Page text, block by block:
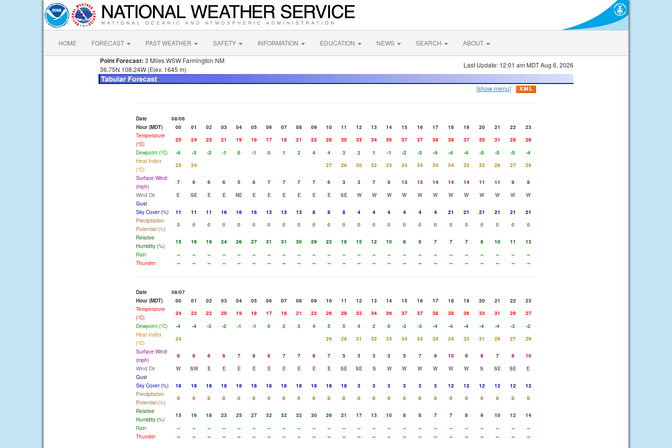
HOME FORECAST PAST WEATHER SAFETY INFORMATION EDUCATION NEWS SEARCH ABOUT
Point Forecast: 3 Miles WSW Farmington NM
36.75N 108.24W (Elev. 1645 m)
Last Update: 12:01 am MDT Aug 6, 2026
[show menu]
Date
08/06
Hour (MDT)
00 01 02 03 04 05 06 07 08 09 10 11 12 13 14 15 16 17 18 19 20 21 22
23
Temperature
(°C)
25 24 23 21 19 19 17 18 21 23 28 30 33 34 36 37 37 38 38 37 35 31 28
26
Dewpoint (°C)
-4 -3 -2 -1 0 -1 0 1 2 4 4 3 2 1 -1 -2 -3 -4 -4 -4 -5 -5 -5
-4
Heat Index
(°C)
25 24 27 28 30 32 33 34 34 34 34 33 32 28 27
26
Surface Wind
(mph)
7 6 6 6 5 6 7 7 7 7 6 3 3 7 9 13 13 14 14 14 11 11 9
8
Wind Dir
E SE E E NE E E E E E E SE W W W W W W W W W W W
W
Gust
Sky Cover (%)
11 11 11 16 16 16 13 13 13 8 8 8 4 4 4 4 4 4 21 21 21 21 21
21
Precipitation
Potential (%)
0 0 0 0 0 0 0 0 0 0 0 0 0 0 0 0 0 0 0 0 0 0 0
0
Relative
Humidity (%)
15 16 19 24 26 27 31 31 30 29 22 18 15 12 10 8 8 7 7 7 8 10 11
13
Rain
-- -- -- -- -- -- -- -- -- -- -- -- -- -- -- -- -- -- -- -- -- -- --
--
Thunder
-- -- -- -- -- -- -- -- -- -- -- -- -- -- -- -- -- -- -- -- -- -- -- --
Date
08/07
Hour (MDT)
00 01 02 03 04 05 06 07 08 09 10 11 12 13 14 15 16 17 18 19 20 21 22
23
Temperature
(°C)
24 23 22 20 19 18 17 18 21 23 26 29 32 34 36 37 37 38 38 36 33 31 29
27
Dewpoint (°C)
-4 -4 -3 -2 -1 -1 0 2 3 4 5 5 4 2 0 -2 -3 -4 -4 -4 -4 -4 -3
-2
Heat Index
(°C)
24 26 28 31 32 33 34 34 34 34 33 31 28 27
26
Surface Wind
(mph)
8 6 6 6 7 8 8 7 7 8 7 5 3 3 3 5 7 9 10 9 8 7 8
10
Wind Dir
W SW E E E E E E E E E SE SE S W W W W W W S SE SE
E
Gust
Sky Cover (%)
18 18 18 18 18 18 18 18 18 18 18 18 3 3 3 3 3 3 12 12 12 12 12
12
Precipitation
Potential (%)
0 0 0 0 0 0 0 0 0 0 0 0 0 0 0 0 0 0 0 0 0 0 0
0
Relative
Humidity (%)
15 16 18 23 25 27 32 32 32 30 26 21 17 13 10 8 8 7 7 8 9 10 12
14
Rain
-- -- -- -- -- -- -- -- -- -- -- -- -- -- -- -- -- -- -- -- -- -- --
--
Thunder
-- -- -- -- -- -- -- -- -- -- -- -- -- -- -- -- -- -- -- -- -- -- -- --